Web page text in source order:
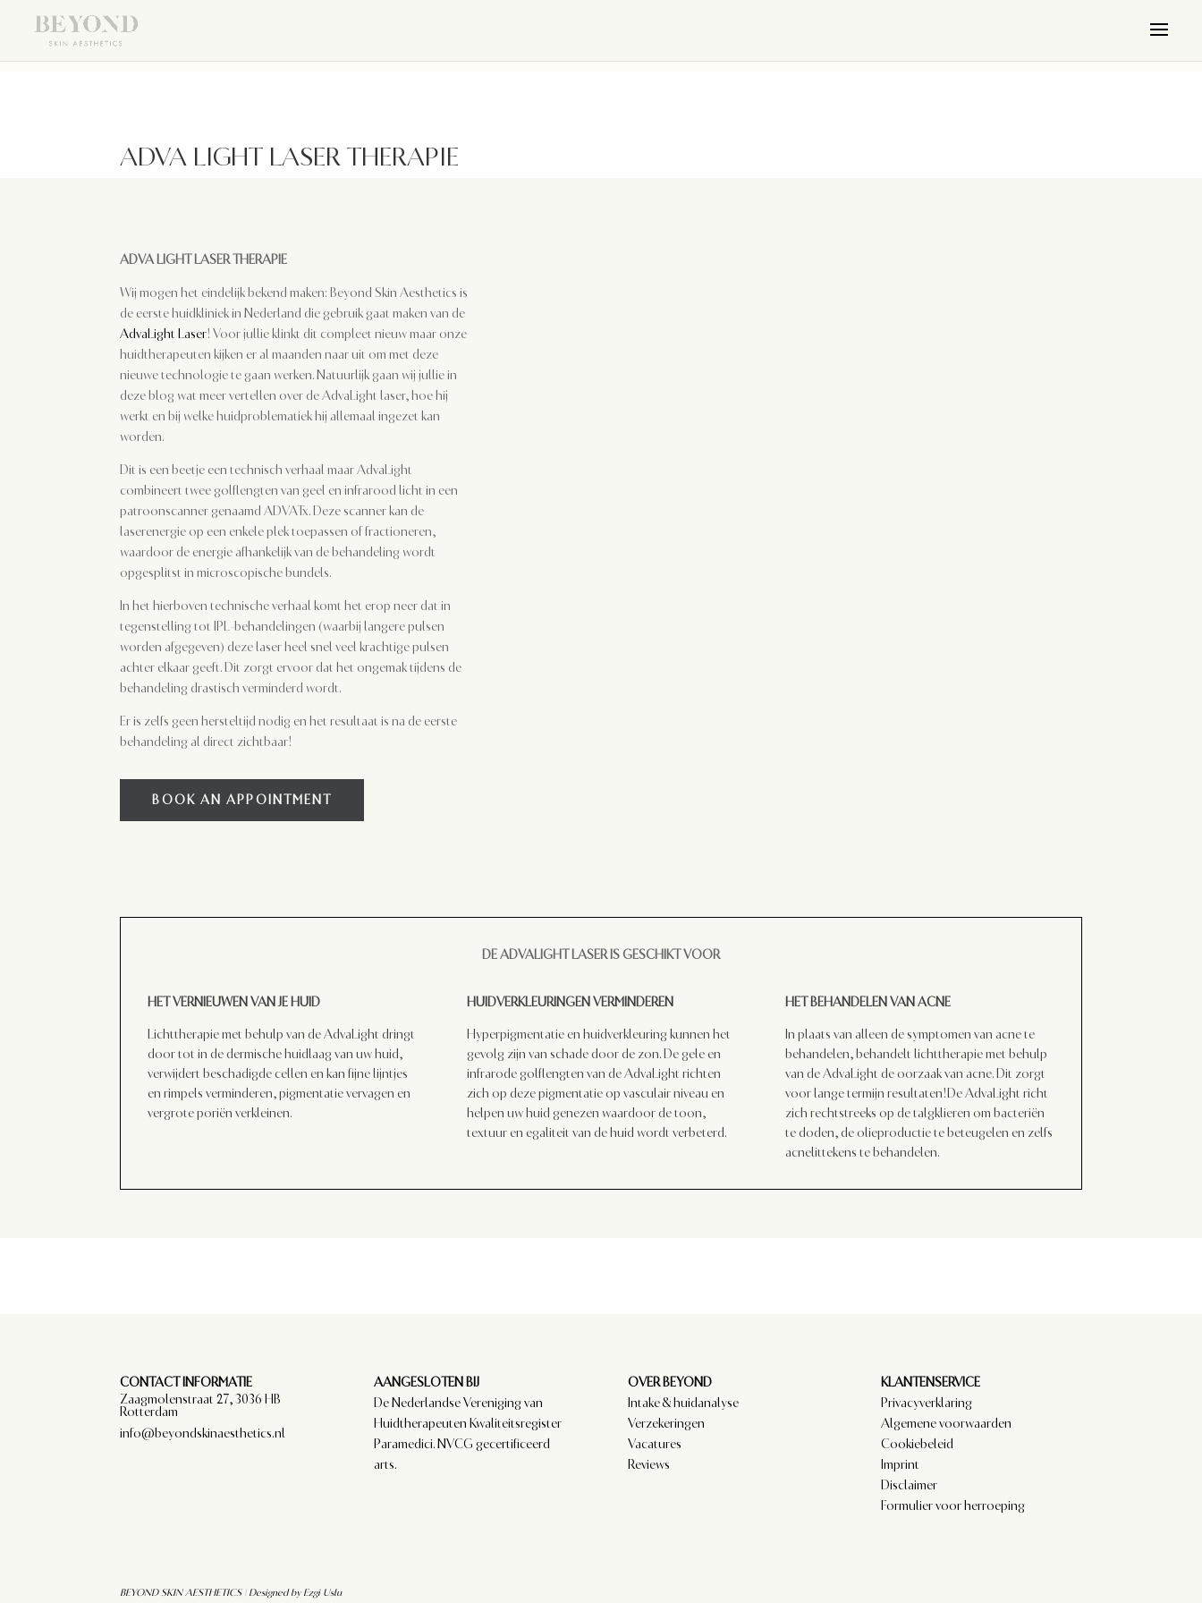
ADVA LIGHT LASER THERAPIE
ADVA LIGHT LASER THERAPIE
Wij mogen het eindelijk bekend maken: Beyond Skin Aesthetics is
de eerste huidkliniek in Nederland die gebruik gaat maken van de
AdvaLight Laser! Voor jullie klinkt dit compleet nieuw maar onze
huidtherapeuten kijken er al maanden naar uit om met deze
nieuwe technologie te gaan werken. Natuurlijk gaan wij jullie in
deze blog wat meer vertellen over de AdvaLight laser, hoe hij
werkt en bij welke huidproblematiek hij allemaal ingezet kan
worden.
Dit is een beetje een technisch verhaal maar AdvaLight
combineert twee golflengten van geel en infrarood licht in een
patroonscanner genaamd ADVATx. Deze scanner kan de
laserenergie op een enkele plek toepassen of fractioneren,
waardoor de energie afhankelijk van de behandeling wordt
opgesplitst in microscopische bundels.
In het hierboven technische verhaal komt het erop neer dat in
tegenstelling tot IPL-behandelingen (waarbij langere pulsen
worden afgegeven) deze laser heel snel veel krachtige pulsen
achter elkaar geeft. Dit zorgt ervoor dat het ongemak tijdens de
behandeling drastisch verminderd wordt.
Er is zelfs geen hersteltijd nodig en het resultaat is na de eerste
behandeling al direct zichtbaar!
BOOK AN APPOINTMENT
DE ADVALIGHT LASER IS GESCHIKT VOOR
HET VERNIEUWEN VAN JE HUID
Lichttherapie met behulp van de AdvaLight dringt
door tot in de dermische huidlaag van uw huid,
verwijdert beschadigde cellen en kan fijne lijntjes
en rimpels verminderen, pigmentatie vervagen en
vergrote poriën verkleinen.
HUIDVERKLEURINGEN VERMINDEREN
Hyperpigmentatie en huidverkleuring kunnen het
gevolg zijn van schade door de zon. De gele en
infrarode golflengten van de AdvaLight richten
zich op deze pigmentatie op vasculair niveau en
helpen uw huid genezen waardoor de toon,
textuur en egaliteit van de huid wordt verbeterd.
HET BEHANDELEN VAN ACNE
In plaats van alleen de symptomen van acne te
behandelen, behandelt lichttherapie met behulp
van de AdvaLight de oorzaak van acne. Dit zorgt
voor lange termijn resultaten!De AdvaLight richt
zich rechtstreeks op de talgklieren om bacteriën
te doden, de olieproductie te beteugelen en zelfs
acnelittekens te behandelen.
CONTACT INFORMATIE
Zaagmolenstraat 27, 3036 HB
Rotterdam
info@beyondskinaesthetics.nl
AANGESLOTEN BIJ
De Nederlandse Vereniging van
Huidtherapeuten Kwaliteitsregister
Paramedici. NVCG gecertificeerd
arts.
OVER BEYOND
Intake & huidanalyse
Verzekeringen
Vacatures
Reviews
KLANTENSERVICE
Privacyverklaring
Algemene voorwaarden
Cookiebeleid
Imprint
Disclaimer
Formulier voor herroeping
BEYOND SKIN AESTHETICS | Designed byEzgi Uslu